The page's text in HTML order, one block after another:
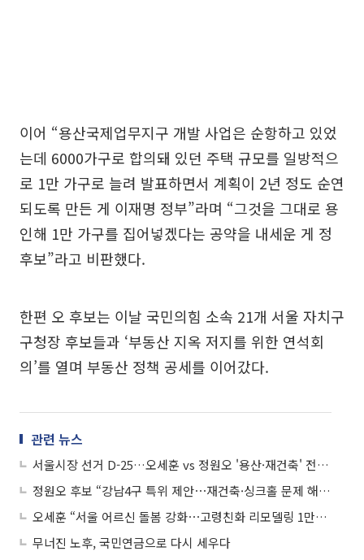
이어 “용산국제업무지구 개발 사업은 순항하고 있었
는데 6000가구로 합의돼 있던 주택 규모를 일방적으
로 1만 가구로 늘려 발표하면서 계획이 2년 정도 순연
되도록 만든 게 이재명 정부”라며 “그것을 그대로 용
인해 1만 가구를 집어넣겠다는 공약을 내세운 게 정
후보”라고 비판했다.
한편 오 후보는 이날 국민의힘 소속 21개 서울 자치구
구청장 후보들과 ‘부동산 지옥 저지를 위한 연석회
의’를 열며 부동산 정책 공세를 이어갔다.
관련 뉴스
서울시장 선거 D-25…오세훈 vs 정원오 '용산·재건축' 전면전
정원오 후보 “강남4구 특위 제안⋯재건축·싱크홀 문제 해결”
오세훈 “서울 어르신 돌봄 강화⋯고령친화 리모델링 1만가구 지원”
무너진 노후, 국민연금으로 다시 세우다